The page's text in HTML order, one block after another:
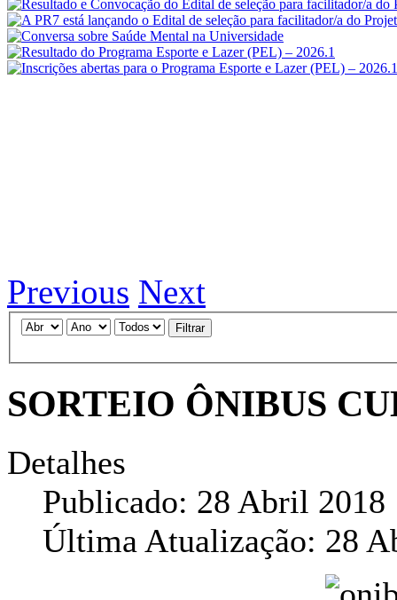
Previous Next
Filtrar
SORTEIO ÔNIBUS
Detalhes
Publicado: 28 Abril 2018
Última Atualização: 28